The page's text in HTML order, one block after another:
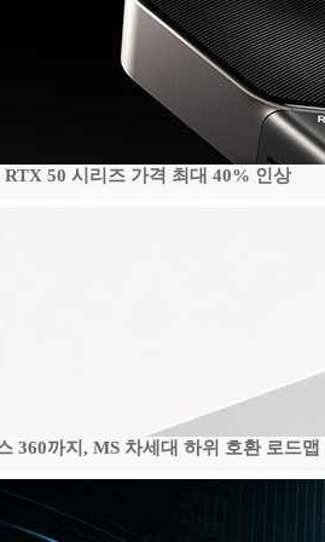
50 시리즈 가격 최대 40% 인상
360까지, MS 차세대 하위 호환 로드맵